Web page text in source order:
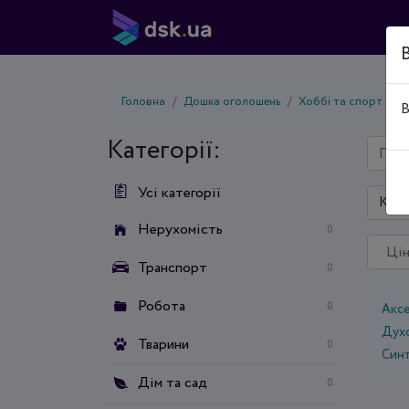
Головна Дошка оголошень Хоббі та спорт
Категорії:
Усі категорії
Нерухомість
0
Транспорт 0
Робота 0
Тварини 0
Дім та сад 0